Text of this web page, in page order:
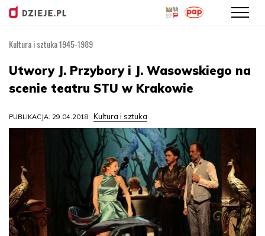
treści
Kultura i sztuka 1945-1989
Utwory J. Przybory i J. Wasowskiego na
scenie teatru STU w Krakowie
PUBLIKACJA: 29.04.2018 Kultura i sztuka